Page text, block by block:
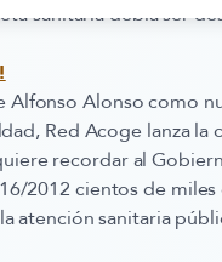
sanitaria debía ser
Alonso como
Red Acoge lanza la
recordar al
2012 cientos de miles
atención sanitaria